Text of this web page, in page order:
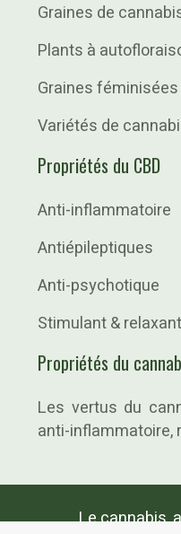
Graines de
Plants à
Graines féminisées
Variétés de
Propriétés du CBD
Anti-inflammatoire
Antiépileptiques
Anti-psychotique
Stimulant & relaxant
Propriétés du
Les vertus du
anti-inflammatoire,
Le cannabis,